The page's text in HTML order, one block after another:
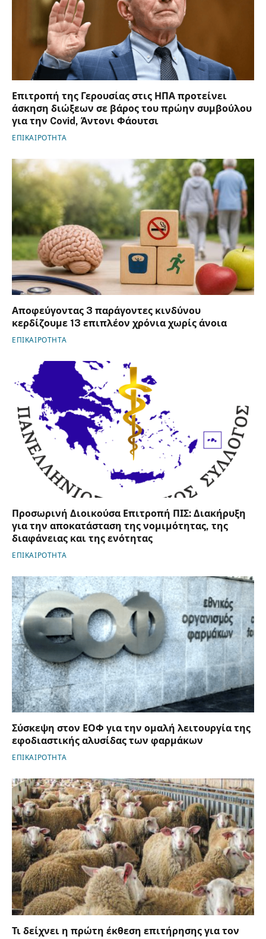
Επιτροπή της Γερουσίας στις ΗΠΑ προτείνει
άσκηση διώξεων σε βάρος του πρώην συμβούλου
για την Covid, Άντονι Φάουτσι
ΕΠΙΚΑΙΡΟΤΗΤΑ
Αποφεύγοντας 3 παράγοντες κινδύνου
κερδίζουμε 13 επιπλέον χρόνια χωρίς άνοια
ΕΠΙΚΑΙΡΟΤΗΤΑ
Προσωρινή Διοικούσα Επιτροπή ΠΙΣ: Διακήρυξη
για την αποκατάσταση της νομιμότητας, της
διαφάνειας και της ενότητας
ΕΠΙΚΑΙΡΟΤΗΤΑ
Σύσκεψη στον ΕΟΦ για την ομαλή λειτουργία της
εφοδιαστικής αλυσίδας των φαρμάκων
ΕΠΙΚΑΙΡΟΤΗΤΑ
Τι δείχνει η πρώτη έκθεση επιτήρησης για τον